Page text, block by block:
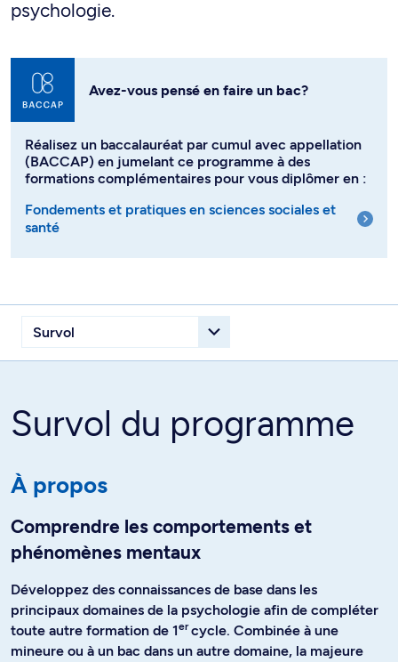
psychologie.
Avez-vous pensé en faire un bac?
Réalisez un baccalauréat par cumul avec appellation
(BACCAP) en jumelant ce programme à des
formations complémentaires pour vous diplômer en :
Fondements et pratiques en sciences sociales et
santé
Survol du programme
À propos
Comprendre les comportements et
phénomènes mentaux
Développez des connaissances de base dans les
principaux domaines de la psychologie afin de compléter
toute autre formation de 1ercycle. Combinée à une
mineure ou à un bac dans un autre domaine, la majeure